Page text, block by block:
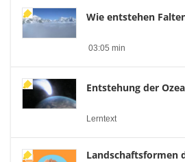
Wie entstehen
03:05 min
Entstehung der
Lerntext
Landschaftsformen